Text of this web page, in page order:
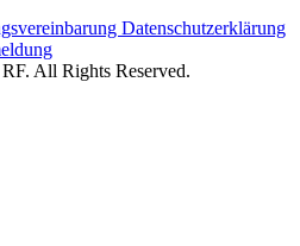
Datenschutzerklärung
All Rights Reserved.